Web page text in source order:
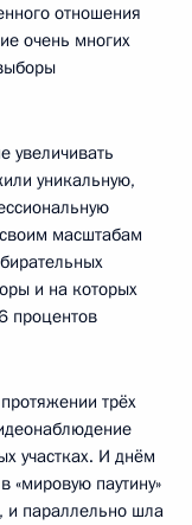
отношения
очень многих
увеличивать
уникальную,
масштабам
и на которых
процентов
трёх
участках. И днём
«мировую паутину»
и параллельно шла